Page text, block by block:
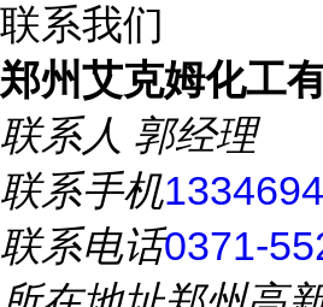
联系我们
郑州艾克姆化工
联系人 郭经理
联系手机
联系电话0371-